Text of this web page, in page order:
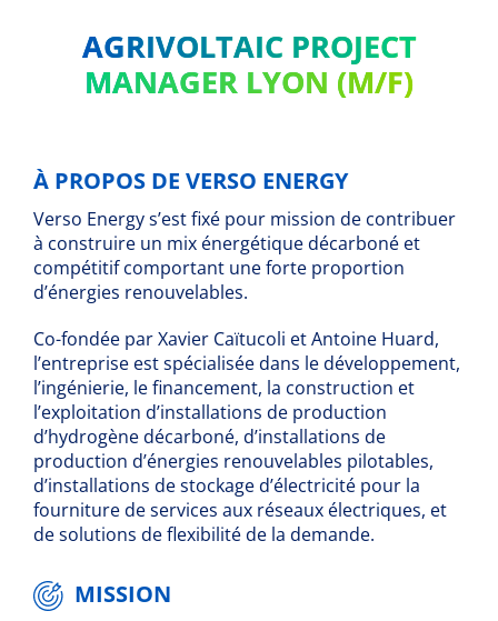
AGRIVOLTAIC PROJECT
MANAGER LYON (M/F)
À PROPOS DE VERSO ENERGY
Verso Energy s’est fixé pour mission de contribuer
à construire un mix énergétique décarboné et
compétitif comportant une forte proportion
d’énergies renouvelables.
Co-fondée par Xavier Caïtucoli et Antoine Huard,
l’entreprise est spécialisée dans le développement,
l’ingénierie, le financement, la construction et
l’exploitation d’installations de production
d’hydrogène décarboné, d’installations de
production d’énergies renouvelables pilotables,
d’installations de stockage d’électricité pour la
fourniture de services aux réseaux électriques, et
de solutions de flexibilité de la demande.
MISSION